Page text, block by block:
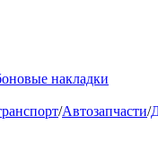
накладки
/Автозапчасти/